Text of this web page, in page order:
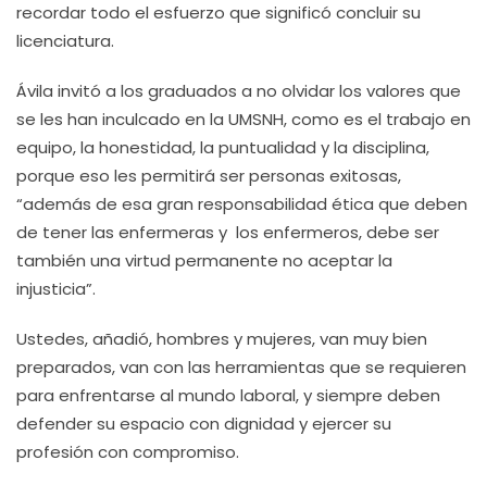
recordar todo el esfuerzo que significó concluir su
licenciatura.
Ávila invitó a los graduados a no olvidar los valores que
se les han inculcado en la UMSNH, como es el trabajo en
equipo, la honestidad, la puntualidad y la disciplina,
porque eso les permitirá ser personas exitosas,
“además de esa gran responsabilidad ética que deben
de tener las enfermeras y los enfermeros, debe ser
también una virtud permanente no aceptar la
injusticia”.
Ustedes, añadió, hombres y mujeres, van muy bien
preparados, van con las herramientas que se requieren
para enfrentarse al mundo laboral, y siempre deben
defender su espacio con dignidad y ejercer su
profesión con compromiso.